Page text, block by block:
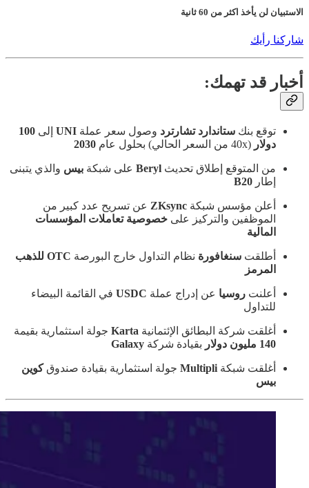
الاستبيان لن يأخذ اكثر من 60 ثانية
شاركنا رأيك
أخبار قد تهمك:
توقع بنك ستاندارد تشارترد وصول سعر عملة UNI إلى 100
دولار (40x من السعر الحالي) بحلول عام 2030
من المتوقع إطلاق تحديث Beryl على شبكة بيس والذي يتبنى
إطار B20
أعلن مؤسس شبكة ZKsync عن تسريح عدد كبير من
الموظفين والتركيز على خصوصية تعاملات المؤسسات
المالية
أطلقت سنغافورة نظام التداول خارج البورصة
OTC للذهب
المرمز
أعلنت روسيا عن إدراج عملة USDC في القائمة البيضاء
للتداول
أغلقت شركة البطائق الإئتمانية Karta جولة استثمارية بقيمة
140 مليون دولار
بقيادة شركة Galaxy
أغلقت شبكة Multipli جولة استثمارية بقيادة صندوقكوين
بيس